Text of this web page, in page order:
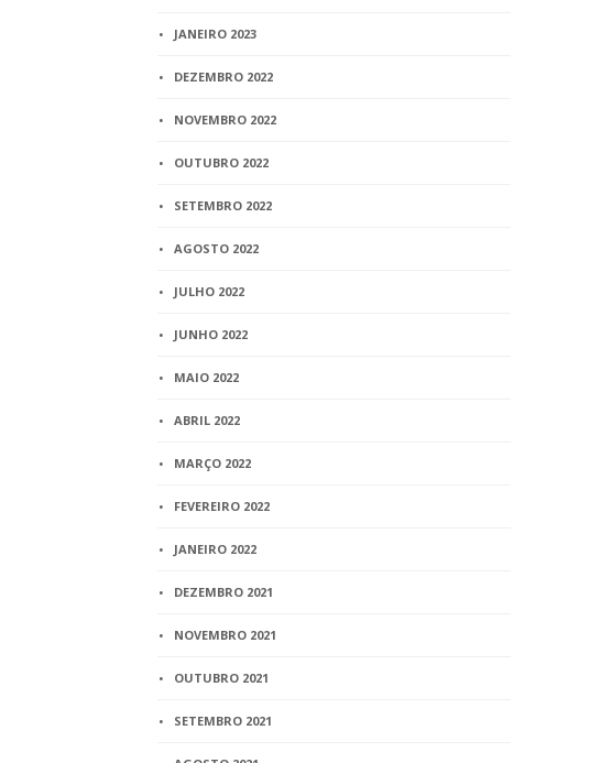
JANEIRO 2023
DEZEMBRO 2022
NOVEMBRO 2022
OUTUBRO 2022
SETEMBRO 2022
AGOSTO 2022
JULHO 2022
JUNHO 2022
MAIO 2022
ABRIL 2022
MARÇO 2022
FEVEREIRO 2022
JANEIRO 2022
DEZEMBRO 2021
NOVEMBRO 2021
OUTUBRO 2021
SETEMBRO 2021